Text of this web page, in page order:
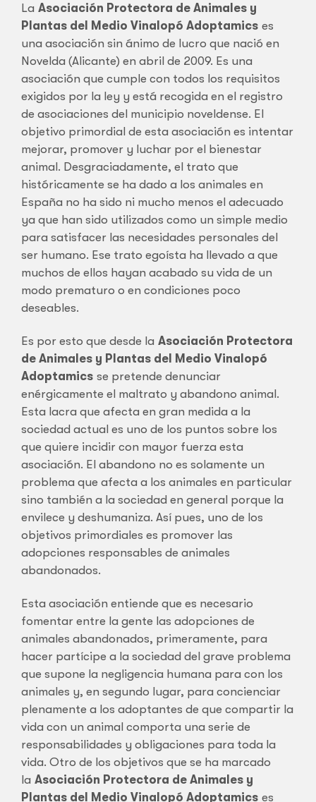
LaAsociación Protectora de Animales y
Plantas del Medio Vinalopó Adoptamics es
una asociación sin ánimo de lucro que nació en
Novelda (Alicante) en abril de 2009. Es una
asociación que cumple con todos los requisitos
exigidos por la ley y está recogida en el registro
de asociaciones del municipio noveldense. El
objetivo primordial de esta asociación es intentar
mejorar, promover y luchar por el bienestar
animal. Desgraciadamente, el trato que
históricamente se ha dado a los animales en
España no ha sido ni mucho menos el adecuado
ya que han sido utilizados como un simple medio
para satisfacer las necesidades personales del
ser humano. Ese trato egoísta ha llevado a que
muchos de ellos hayan acabado su vida de un
modo prematuro o en condiciones poco
deseables.
Es por esto que desde laAsociación Protectora
de Animales y Plantas del Medio Vinalopó
Adoptamics se pretende denunciar
enérgicamente el maltrato y abandono animal.
Esta lacra que afecta en gran medida a la
sociedad actual es uno de los puntos sobre los
que quiere incidir con mayor fuerza esta
asociación. El abandono no es solamente un
problema que afecta a los animales en particular
sino también a la sociedad en general porque la
envilece y deshumaniza. Así pues, uno de los
objetivos primordiales es promover las
adopciones responsables de animales
abandonados.
Esta asociación entiende que es necesario
fomentar entre la gente las adopciones de
animales abandonados, primeramente, para
hacer partícipe a la sociedad del grave problema
que supone la negligencia humana para con los
animales y, en segundo lugar, para concienciar
plenamente a los adoptantes de que compartir la
vida con un animal comporta una serie de
responsabilidades y obligaciones para toda la
vida. Otro de los objetivos que se ha marcado
la Asociación Protectora de Animales y
Plantas del Medio Vinalopó Adoptamics es